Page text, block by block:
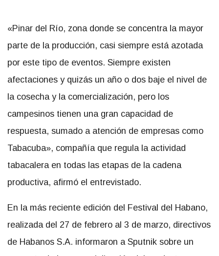
«Pinar del Río, zona donde se concentra la mayor
parte de la producción, casi siempre está azotada
por este tipo de eventos. Siempre existen
afectaciones y quizás un año o dos baje el nivel de
la cosecha y la comercialización, pero los
campesinos tienen una gran capacidad de
respuesta, sumado a atención de empresas como
Tabacuba», compañía que regula la actividad
tabacalera en todas las etapas de la cadena
productiva, afirmó el entrevistado.
En la más reciente edición del Festival del Habano,
realizada del 27 de febrero al 3 de marzo, directivos
de Habanos S.A. informaron a Sputnik sobre un